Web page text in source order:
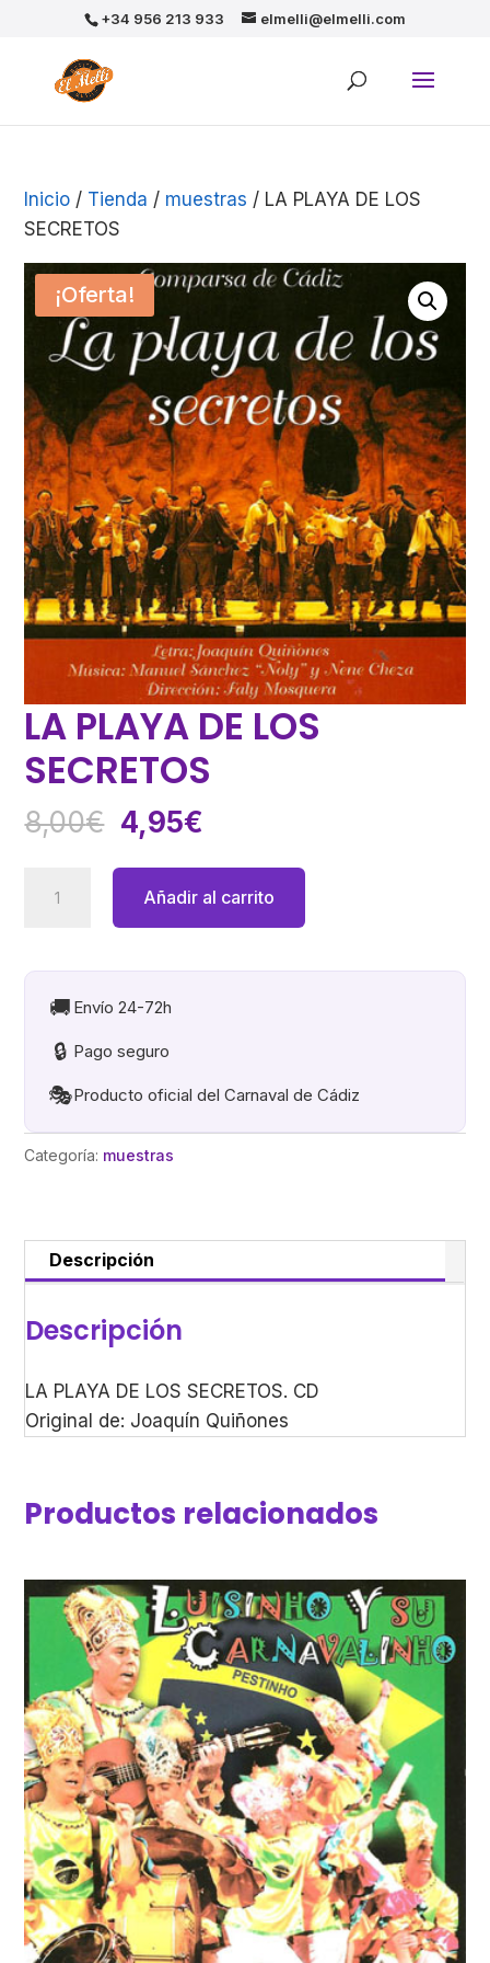
+34 956 213 933 elmelli@elmelli.com
Inicio / Tienda / muestras / LA PLAYA DE LOS
SECRETOS
¡Oferta!
LA PLAYA DE LOS
SECRETOS
8,00€ El
precio
era:
8,00€.
4,95€
es:
4,95€.
PLAYA
LOS
SECRETOS
Añadir al carrito
🚚 Envío 24-72h
🔒 Pago seguro
🎭Producto oficial del Carnaval de Cádiz
Categoría: muestras
Descripción
Descripción
LA PLAYA DE LOS SECRETOS. CD
Original de: Joaquín Quiñones
Productos relacionados